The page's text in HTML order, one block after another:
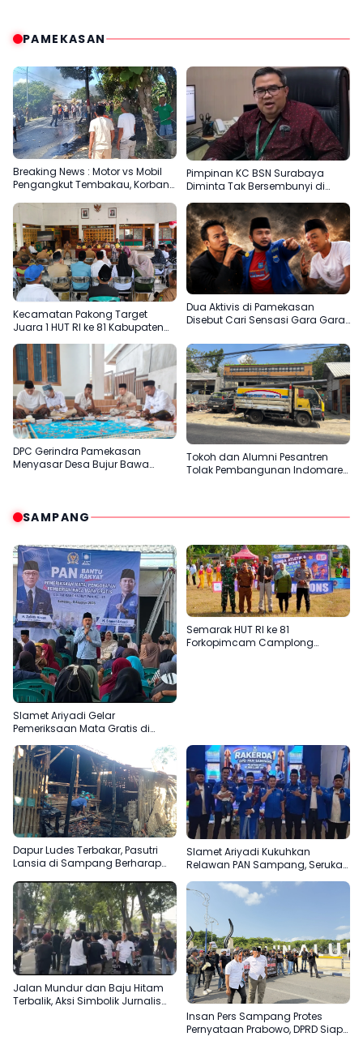
PAMEKASAN
Breaking News : Motor vs Mobil
Pengangkut Tembakau, Korban
Pimpinan KC BSN Surabaya
Diminta Tak Bersembunyi di
Kecamatan Pakong Target
Juara 1 HUT RI ke 81 Kabupaten
Dua Aktivis di Pamekasan
Disebut Cari Sensasi Gara Gara
DPC Gerindra Pamekasan
Menyasar Desa Bujur Bawa
Tokoh dan Alumni Pesantren
Tolak Pembangunan Indomaret
SAMPANG
Slamet Ariyadi Gelar
Pemeriksaan Mata Gratis di
Menjadikan Madura Basis PAN
Semarak HUT RI ke 81
Forkopimcam Camplong
Dapur Ludes Terbakar, Pasutri
Lansia di Sampang Berharap
Slamet Ariyadi Kukuhkan
Relawan PAN Sampang, Serukan
Partai di Madura
Jalan Mundur dan Baju Hitam
Terbalik, Aksi Simbolik Jurnalis
Insan Pers Sampang Protes
Pernyataan Prabowo, DPRD Siap